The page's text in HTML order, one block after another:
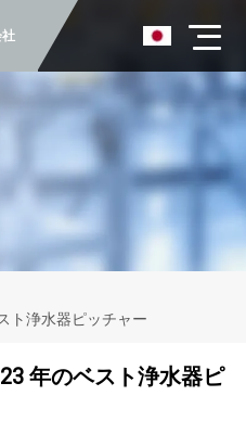
ト浄水器ピッチャー
年のベスト浄水器ピ